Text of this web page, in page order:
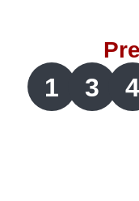
Lotería de
Lotería del
1 3 4